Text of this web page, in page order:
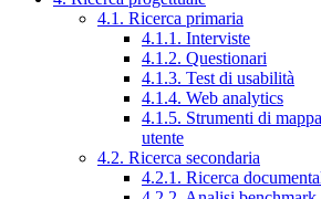
4.1. Ricerca primaria
4.1.1. Interviste
4.1.2. Questionari
4.1.3. Test di usabilità
4.1.4. Web analytics
4.1.5. Strumenti di
utente
4.2. Ricerca secondaria
4.2.1. Ricerca